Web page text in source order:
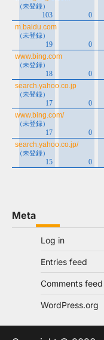
Meta
Log in
Entries feed
Comments feed
WordPress.org